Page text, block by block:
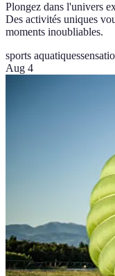
Plongez dans l'univers
Des activités uniques
moments inoubliables.
sports aquatiques
Aug 4